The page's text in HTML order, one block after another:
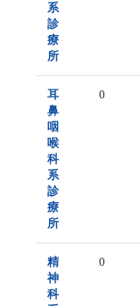
系
診
療
所
耳
鼻
咽
喉
科
系
診
療
所
0
精
神
科
0